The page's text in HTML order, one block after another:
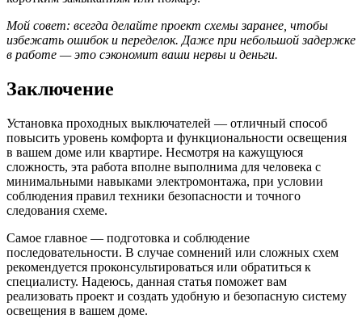
Мой совет: всегда делайте проект схемы заранее, чтобы
избежать ошибок и переделок. Даже при небольшой задержке
в работе — это сэкономит ваши нервы и деньги.
Заключение
Установка проходных выключателей — отличный способ
повысить уровень комфорта и функциональности освещения
в вашем доме или квартире. Несмотря на кажущуюся
сложность, эта работа вполне выполнима для человека с
минимальными навыками электромонтажа, при условии
соблюдения правил техники безопасности и точного
следования схеме.
Самое главное — подготовка и соблюдение
последовательности. В случае сомнений или сложных схем
рекомендуется проконсультироваться или обратиться к
специалисту. Надеюсь, данная статья поможет вам
реализовать проект и создать удобную и безопасную систему
освещения в вашем доме.